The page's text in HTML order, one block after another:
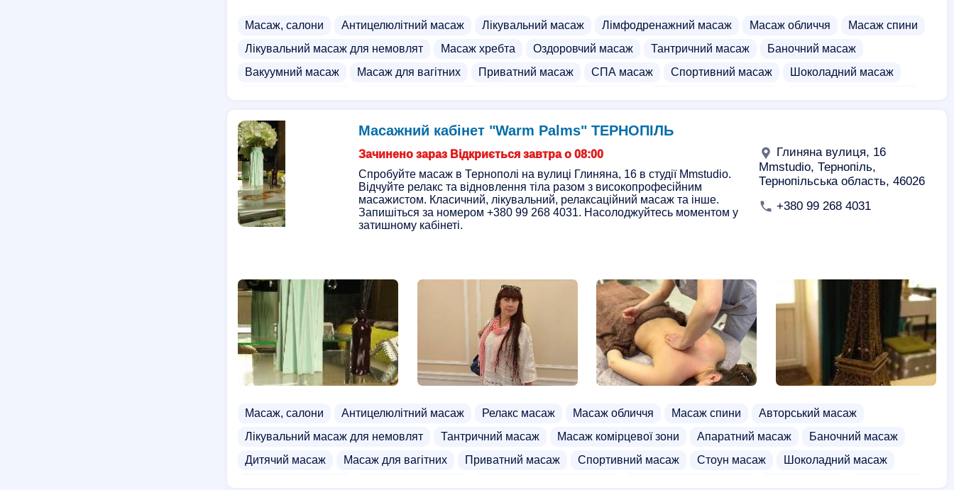
Масаж, салони Антицелюлітний масаж Лікувальний масаж Лімфодренажний масаж Масаж обличчя
Масаж спини
Лікувальний масаж для немовлят
Масаж хребта Оздоровчий масаж Тантричний масаж
Баночний масаж
Вакуумний масаж
Масаж для вагітних Приватний масаж СПА масаж Спортивний масаж
Шоколадний масаж
Курси антицелюлітного масажу
Еротичний масаж для жінок
Масажний кабінет "Warm Palms" ТЕРНОПІЛЬ
Зачинено зараз Відкриється завтра о 08:00
Спробуйте масаж в Тернополі на вулиці Глиняна, 16 в студії Mmstudio.
Відчуйте релакс та відновлення тіла разом з високопрофесійним
масажистом. Класичний, лікувальний, релаксаційний масаж та інше.
Запишіться за номером +380 99 268 4031. Насолоджуйтесь моментом у
затишному кабінеті.
Глиняна вулиця, 16
Mmstudio, Тернопіль,
Тернопільська область, 46026
+380 99 268 4031
Масаж, салони Антицелюлітний масаж Релакс масаж Масаж обличчя Масаж спини
Авторський масаж
Лікувальний масаж для немовлят
Тантричний масаж Масаж комірцевої зони Апаратний масаж
Баночний масаж
Дитячий масаж
Масаж для вагітних Приватний масаж Спортивний масаж Стоун масаж
Шоколадний масаж